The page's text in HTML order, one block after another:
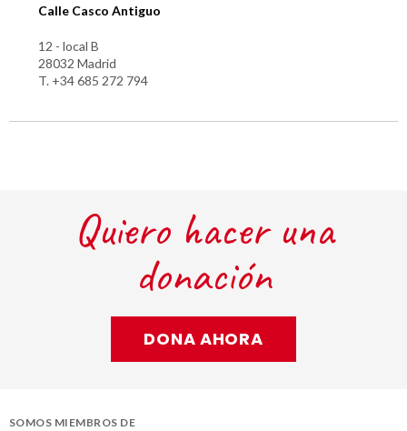
Calle Casco Antiguo
12 - local B
28032 Madrid
T. +34 685 272 794
Quiero hacer una
donación
DONA AHORA
SOMOS MIEMBROS DE